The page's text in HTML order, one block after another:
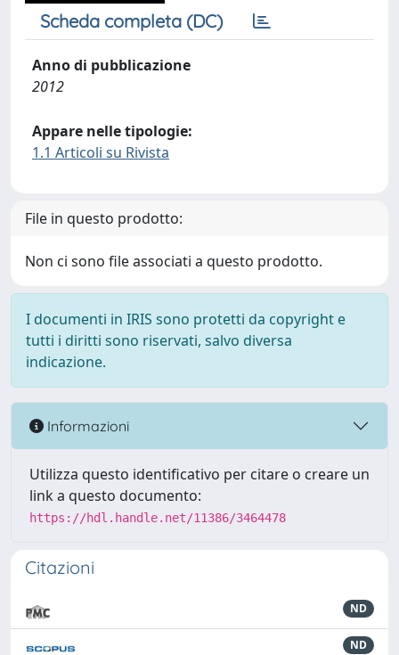
Scheda completa (DC)
Anno di pubblicazione
2012
Appare nelle tipologie:
1.1 Articoli su Rivista
File in questo prodotto:
Non ci sono file associati a questo prodotto.
I documenti in IRIS sono protetti da copyright e
tutti i diritti sono riservati, salvo diversa
indicazione.
Informazioni
Utilizza questo identificativo per citare o creare un
link a questo documento:
https://hdl.handle.net/11386/3464478
Citazioni
ND
ND